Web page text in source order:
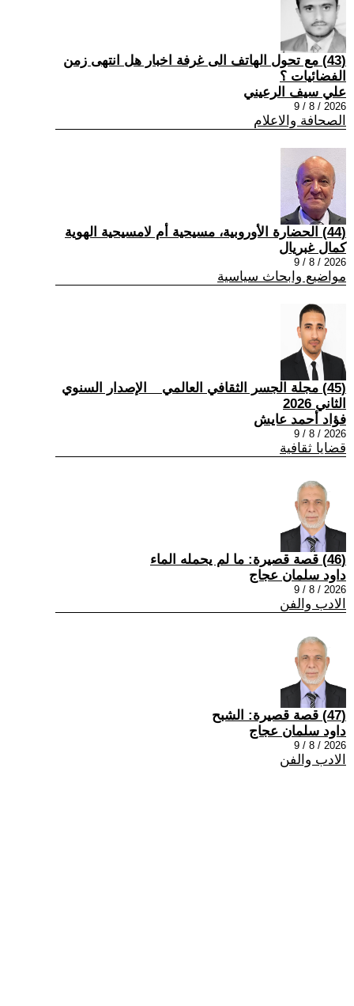
(43) مع تحول الهاتف الى غرفة اخبار هل انتهى زمن
الفضائيات ؟
علي سيف الرعيني
2026 / 8 / 9
الصحافة والاعلام
(44) الحضارة الأوروبية، مسيحية أم لامسيحية الهوية
كمال غبريال
2026 / 8 / 9
مواضيع وابحاث سياسية
(45) مجلة الجسر الثقافي العالمي _ الإصدار السنوي
الثاني 2026
فؤاد أحمد عايش
2026 / 8 / 9
قضايا ثقافية
(46) قصة قصيرة: ما لم يحمله الماء
داود سلمان عجاج
2026 / 8 / 9
الادب والفن
(47) قصة قصيرة: الشبح
داود سلمان عجاج
2026 / 8 / 9
الادب والفن